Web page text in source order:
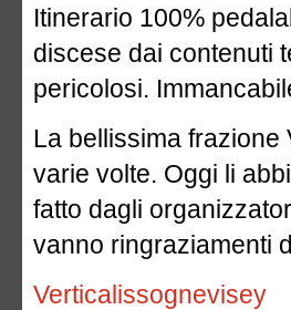
Itinerario 100%
discese dai contenuti
pericolosi.
La bellissima frazione
varie volte. Oggi li
fatto dagli
vanno ringraziamenti
Verticalissognevisey